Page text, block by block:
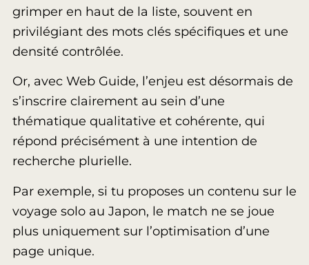
grimper en haut de la liste, souvent en
privilégiant des mots clés spécifiques et une
densité contrôlée.
Or, avec Web Guide, l’enjeu est désormais de
s’inscrire clairement au sein d’une
thématique qualitative et cohérente, qui
répond précisément à une intention de
recherche plurielle.
Par exemple, si tu proposes un contenu sur le
voyage solo au Japon, le match ne se joue
plus uniquement sur l’optimisation d’une
page unique.